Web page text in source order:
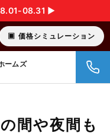
08.31 ▶︎
価格シミュレーション
ームズ
間や夜間も